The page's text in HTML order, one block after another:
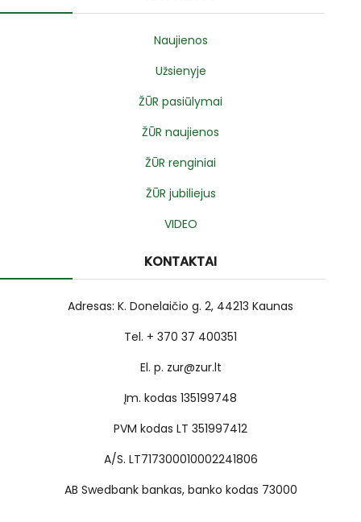
Naujienos
Užsienyje
ŽŪR pasiūlymai
ŽŪR naujienos
ŽŪR renginiai
ŽŪR jubiliejus
VIDEO
KONTAKTAI
Adresas: K. Donelaičio g. 2, 44213 Kaunas
Tel. + 370 37 400351
El. p. zur@zur.lt
Įm. kodas 135199748
PVM kodas LT 351997412
A/S. LT717300010002241806
AB Swedbank bankas, banko kodas 73000